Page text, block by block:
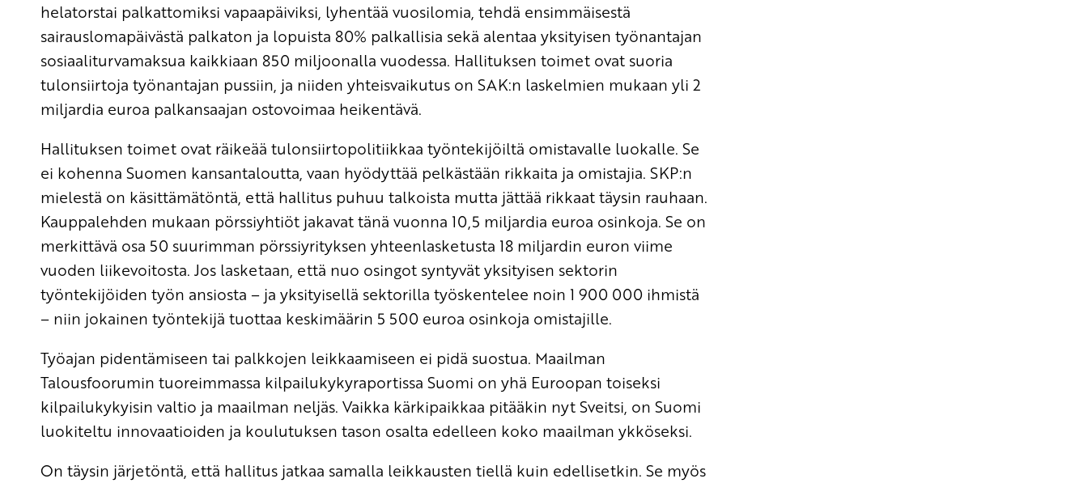
helatorstai palkattomiksi vapaapäiviksi, lyhentää vuosilomia, tehdä ensimmäisestä
sairauslomapäivästä palkaton ja lopuista 80% palkallisia sekä alentaa yksityisen työnantajan
sosiaaliturvamaksua kaikkiaan 850 miljoonalla vuodessa. Hallituksen toimet ovat suoria
tulonsiirtoja työnantajan pussiin, ja niiden yhteisvaikutus on SAK:n laskelmien mukaan yli 2
miljardia euroa palkansaajan ostovoimaa heikentävä.
Hallituksen toimet ovat räikeää tulonsiirtopolitiikkaa työntekijöiltä omistavalle luokalle. Se
ei kohenna Suomen kansantaloutta, vaan hyödyttää pelkästään rikkaita ja omistajia. SKP:n
mielestä on käsittämätöntä, että hallitus puhuu talkoista mutta jättää rikkaat täysin rauhaan.
Kauppalehden mukaan pörssiyhtiöt jakavat tänä vuonna 10,5 miljardia euroa osinkoja. Se on
merkittävä osa 50 suurimman pörssiyrityksen yhteenlasketusta 18 miljardin euron viime
vuoden liikevoitosta. Jos lasketaan, että nuo osingot syntyvät yksityisen sektorin
työntekijöiden työn ansiosta – ja yksityisellä sektorilla työskentelee noin 1 900 000 ihmistä
– niin jokainen työntekijä tuottaa keskimäärin 5 500 euroa osinkoja omistajille.
Työajan pidentämiseen tai palkkojen leikkaamiseen ei pidä suostua. Maailman
Talousfoorumin tuoreimmassa kilpailukykyraportissa Suomi on yhä Euroopan toiseksi
kilpailukykyisin valtio ja maailman neljäs. Vaikka kärkipaikkaa pitääkin nyt Sveitsi, on Suomi
luokiteltu innovaatioiden ja koulutuksen tason osalta edelleen koko maailman ykköseksi.
On täysin järjetöntä, että hallitus jatkaa samalla leikkausten tiellä kuin edellisetkin. Se myös